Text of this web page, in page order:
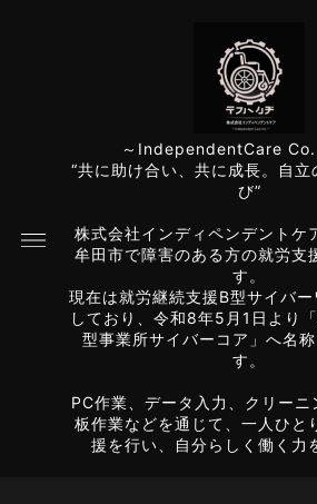
～IndependentCare
“共に助け合い、共に成長。自
び”
株式会社インディペンデントケ
牟田市で障害のある方の就労支
す。
現在は就労継続支援B型サイバ
しており、令和8年5月1日より
型事業所サイバーコア」へ名
す。
PC作業、データ入力、クリーニ
板作業などを通じて、一人ひと
援を行い、自分らしく働く力